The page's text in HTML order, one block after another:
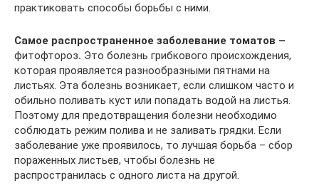
практиковать способы борьбы с ними.
Самое распространенное заболевание томатов –
фитофтороз. Это болезнь грибкового происхождения,
которая проявляется разнообразными пятнами на
листьях. Эта болезнь возникает, если слишком часто и
обильно поливать куст или попадать водой на листья.
Поэтому для предотвращения болезни необходимо
соблюдать режим полива и не заливать грядки. Если
заболевание уже проявилось, то лучшая борьба – сбор
пораженных листьев, чтобы болезнь не
распространилась с одного листа на другой.